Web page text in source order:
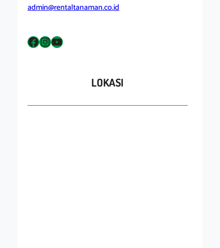
admin@rentaltanaman.co.id
Facebook InstagramYouTube
LOKASI